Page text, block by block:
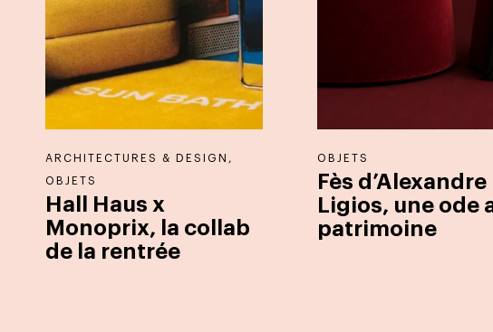
ARCHITECTURES & DESIGN ,
OBJETS
Hall Haus x
Monoprix, la collab
de la rentrée
OBJETS
Fès d’Alexandre
Ligios, une ode
patrimoine